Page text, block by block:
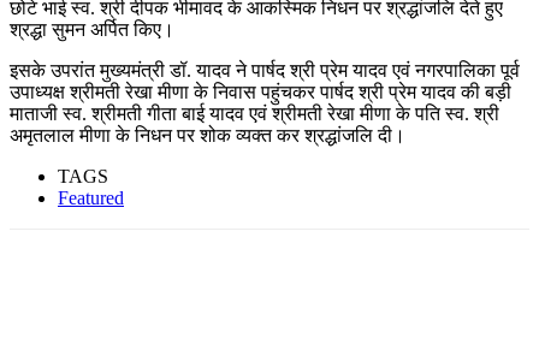
छोटे भाई स्व. श्री दीपक भीमावद के आकस्मिक निधन पर श्रद्धांजलि देते हुए
श्रद्धा सुमन अर्पित किए।
इसके उपरांत मुख्यमंत्री डॉ. यादव ने पार्षद श्री प्रेम यादव एवं नगरपालिका पूर्व
उपाध्यक्ष श्रीमती रेखा मीणा के निवास पहुंचकर पार्षद श्री प्रेम यादव की बड़ी
माताजी स्व. श्रीमती गीता बाई यादव एवं श्रीमती रेखा मीणा के पति स्व. श्री
अमृतलाल मीणा के निधन पर शोक व्यक्त कर श्रद्धांजलि दी।
TAGS
Featured